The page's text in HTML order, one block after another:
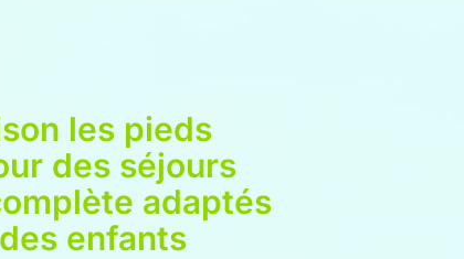
les pieds
des séjours
adaptés
enfants